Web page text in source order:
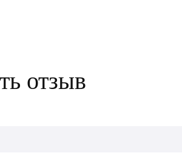
отзыв